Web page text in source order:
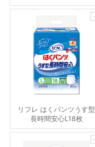
リフレ はくパンツうす型
長時間安心L18枚